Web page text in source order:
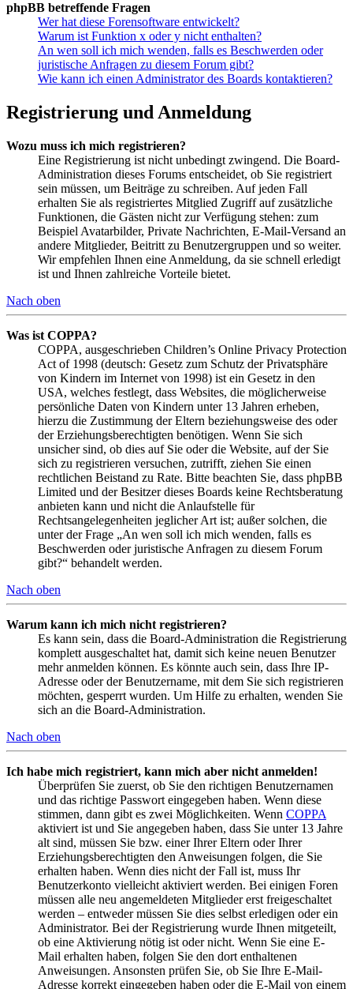
phpBB betreffende Fragen
Wer hat diese Forensoftware entwickelt?
Warum ist Funktion x oder y nicht enthalten?
An wen soll ich mich wenden, falls es Beschwerden oder
juristische Anfragen zu diesem Forum gibt?
Wie kann ich einen Administrator des Boards kontaktieren?
Registrierung und Anmeldung
Wozu muss ich mich registrieren?
Eine Registrierung ist nicht unbedingt zwingend. Die Board-
Administration dieses Forums entscheidet, ob Sie registriert
sein müssen, um Beiträge zu schreiben. Auf jeden Fall
erhalten Sie als registriertes Mitglied Zugriff auf zusätzliche
Funktionen, die Gästen nicht zur Verfügung stehen: zum
Beispiel Avatarbilder, Private Nachrichten, E-Mail-Versand an
andere Mitglieder, Beitritt zu Benutzergruppen und so weiter.
Wir empfehlen Ihnen eine Anmeldung, da sie schnell erledigt
ist und Ihnen zahlreiche Vorteile bietet.
Nach oben
Was ist COPPA?
COPPA, ausgeschrieben Children’s Online Privacy Protection
Act of 1998 (deutsch: Gesetz zum Schutz der Privatsphäre
von Kindern im Internet von 1998) ist ein Gesetz in den
USA, welches festlegt, dass Websites, die möglicherweise
persönliche Daten von Kindern unter 13 Jahren erheben,
hierzu die Zustimmung der Eltern beziehungsweise des oder
der Erziehungsberechtigten benötigen. Wenn Sie sich
unsicher sind, ob dies auf Sie oder die Website, auf der Sie
sich zu registrieren versuchen, zutrifft, ziehen Sie einen
rechtlichen Beistand zu Rate. Bitte beachten Sie, dass phpBB
Limited und der Besitzer dieses Boards keine Rechtsberatung
anbieten kann und nicht die Anlaufstelle für
Rechtsangelegenheiten jeglicher Art ist; außer solchen, die
unter der Frage „An wen soll ich mich wenden, falls es
Beschwerden oder juristische Anfragen zu diesem Forum
gibt?“ behandelt werden.
Nach oben
Warum kann ich mich nicht registrieren?
Es kann sein, dass die Board-Administration die Registrierung
komplett ausgeschaltet hat, damit sich keine neuen Benutzer
mehr anmelden können. Es könnte auch sein, dass Ihre IP-
Adresse oder der Benutzername, mit dem Sie sich registrieren
möchten, gesperrt wurden. Um Hilfe zu erhalten, wenden Sie
sich an die Board-Administration.
Nach oben
Ich habe mich registriert, kann mich aber nicht anmelden!
Überprüfen Sie zuerst, ob Sie den richtigen Benutzernamen
und das richtige Passwort eingegeben haben. Wenn diese
stimmen, dann gibt es zwei Möglichkeiten. Wenn COPPA
aktiviert ist und Sie angegeben haben, dass Sie unter 13 Jahre
alt sind, müssen Sie bzw. einer Ihrer Eltern oder Ihrer
Erziehungsberechtigten den Anweisungen folgen, die Sie
erhalten haben. Wenn dies nicht der Fall ist, muss Ihr
Benutzerkonto vielleicht aktiviert werden. Bei einigen Foren
müssen alle neu angemeldeten Mitglieder erst freigeschaltet
werden – entweder müssen Sie dies selbst erledigen oder ein
Administrator. Bei der Registrierung wurde Ihnen mitgeteilt,
ob eine Aktivierung nötig ist oder nicht. Wenn Sie eine E-
Mail erhalten haben, folgen Sie den dort enthaltenen
Anweisungen. Ansonsten prüfen Sie, ob Sie Ihre E-Mail-
Adresse korrekt eingegeben haben oder die E-Mail von einem